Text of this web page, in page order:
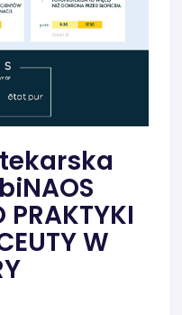
PRAKTYKI
W